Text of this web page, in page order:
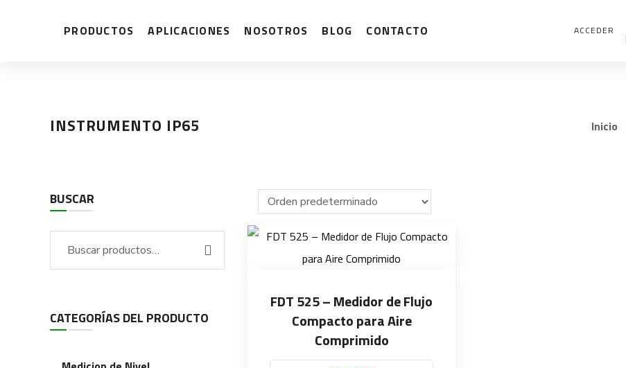
PRODUCTOS APLICACIONES NOSOTROS BLOG CONTACTO ACCEDER
INSTRUMENTO IP65 Inicio
BUSCAR
CATEGORÍAS DEL PRODUCTO
FDT 525 – Medidor de Flujo
Compacto para Aire
Comprimido